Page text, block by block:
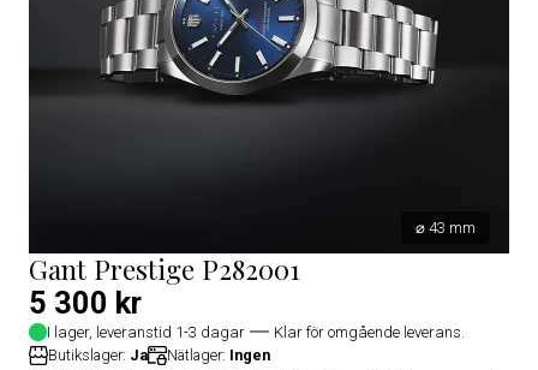
⌀ 43 mm
Gant Prestige P282001
5 300 kr
I lager, leveranstid 1-3 dagar
Klar för omgående leverans.
Butikslager: Ja Nätlager: Ingen